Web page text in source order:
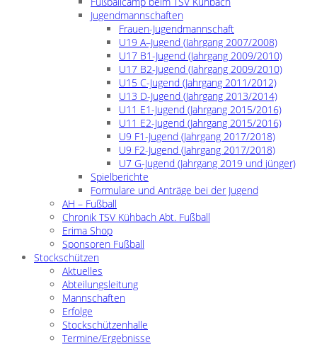
Jugendmannschaften
Frauen-Jugendmannschaft
U19 A–Jugend (Jahrgang 2007/2008)
U17 B1-Jugend (Jahrgang 2009/2010)
U17 B2-Jugend (Jahrgang 2009/2010)
U15 C-Jugend (Jahrgang 2011/2012)
U13 D-Jugend (Jahrgang 2013/2014)
U11 E1-Jugend (Jahrgang 2015/2016)
U11 E2-Jugend (Jahrgang 2015/2016)
U9 F1-Jugend (Jahrgang 2017/2018)
U9 F2-Jugend (Jahrgang 2017/2018)
U7 G-Jugend (Jahrgang 2019 und jünger)
Spielberichte
Formulare und Anträge bei der Jugend
AH – Fußball
Chronik TSV Kühbach Abt. Fußball
Erima Shop
Sponsoren Fußball
Stockschützen
Aktuelles
Abteilungsleitung
Mannschaften
Erfolge
Stockschützenhalle
Termine/Ergebnisse